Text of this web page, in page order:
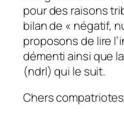
pour des raisons
bilan de « négatif,
proposons de lire
démenti ainsi que
(ndrl) qui le suit.
Chers compatriotes